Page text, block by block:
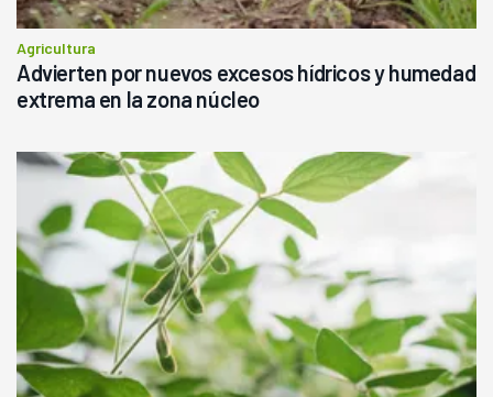
Agricultura
Advierten por nuevos excesos hídricos y humedad
extrema en la zona núcleo